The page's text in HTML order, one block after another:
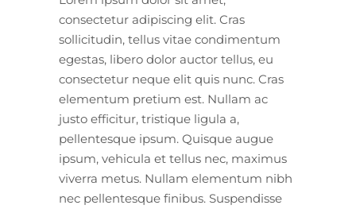
consectetur adipiscing elit. Cras
sollicitudin, tellus vitae condimentum
egestas, libero dolor auctor tellus, eu
consectetur neque elit quis nunc. Cras
elementum pretium est. Nullam ac
justo efficitur, tristique ligula a,
pellentesque ipsum. Quisque augue
ipsum, vehicula et tellus nec, maximus
viverra metus. Nullam elementum nibh
nec pellentesque finibus. Suspendisse